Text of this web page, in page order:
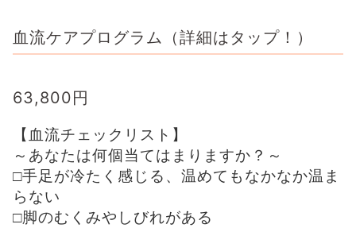
血流ケアプログラム（詳細はタップ！）
63,800円
【血流チェックリスト】
～あなたは何個当てはまりますか？～
□手足が冷たく感じる、温めてもなかなか温ま
らない
□脚のむくみやしびれがある